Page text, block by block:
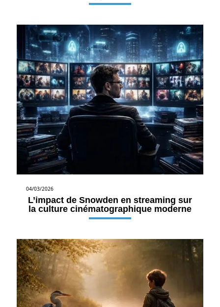
04/03/2026
L’impact de Snowden en streaming sur
la culture cinématographique moderne